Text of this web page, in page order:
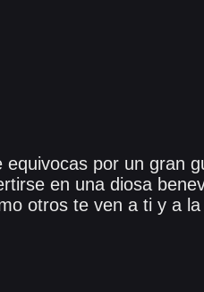
por un gran
en una diosa
otros te ven a ti y a la